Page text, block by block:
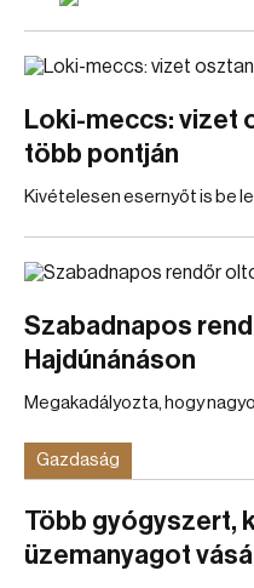
Loki-meccs: vizet
több pontján
Kivételesen esernyőt is be
Szabadnapos
Hajdúnánáson
Megakadályozta, hogy
Gazdaság
Több gyógyszert,
üzemanyagot